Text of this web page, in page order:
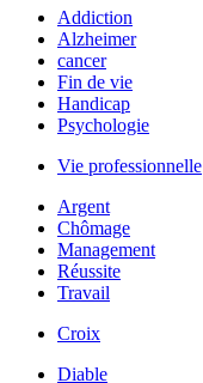
Addiction
Alzheimer
cancer
Fin de vie
Handicap
Psychologie
Vie professionnelle
Argent
Chômage
Management
Réussite
Travail
Croix
Diable